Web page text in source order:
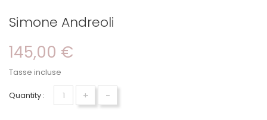
Simone Andreoli
145,00 €
Tasse incluse
Quantity : + -